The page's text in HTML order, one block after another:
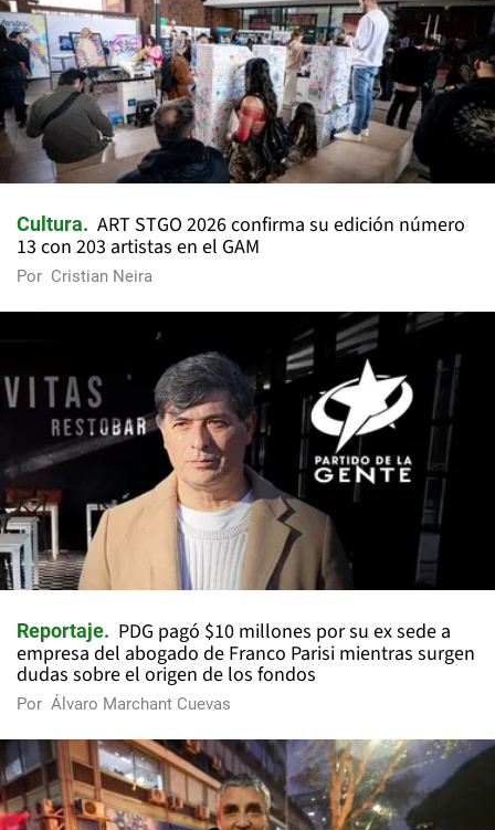
Cultura
ART STGO 2026 confirma su edición número
13 con 203 artistas en el GAM
Por Cristian Neira
Reportaje
PDG pagó $10 millones por su ex sede a
empresa del abogado de Franco Parisi mientras surgen
dudas sobre el origen de los fondos
Por Álvaro Marchant Cuevas